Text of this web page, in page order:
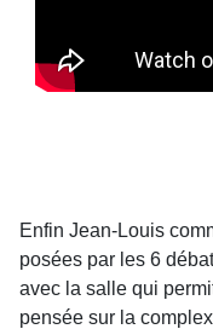
Enfin Jean-Louis
posées par les 6
avec la salle qui
pensée sur la